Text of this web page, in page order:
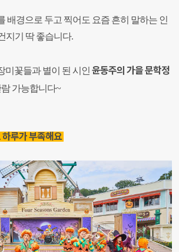
배경으로 두고 찍어도 요즘 흔히 말하는 인
지기 딱 좋습니다.
미꽃들과 별이 된 시인윤동주의 가을 문학정
람 가능합니다~
하루가 부족해요